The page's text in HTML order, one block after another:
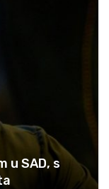
u SAD, s